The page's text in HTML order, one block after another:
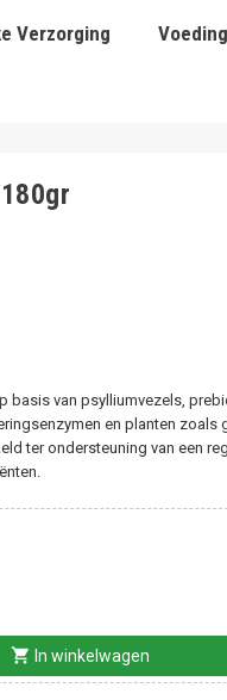
Verzorging Voeding
basis van psylliumvezels,
en planten zoals
ter ondersteuning van een
shopping_cart In winkelwagen